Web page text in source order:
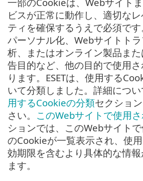
ビスが正常に動作し、適切な
ティを確保するうえで必須で
パーソナル化、Webサイトト
析、またはオンライン製品ま
告目的など、他の目的で使用
ります。ESETは、使用する
いて分類しました。詳細につい
用するCookieの分類セクショ
さい。 このWebサイトで使用
ションでは、このWebサイト
のCookieが一覧表示され、使
効期限を含むより具体的な情
ます。